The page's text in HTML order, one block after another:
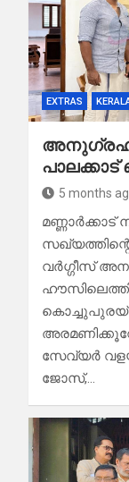
EXTRAS
5 months
വര്‍ഗ്ഗീസ്
സേവ്യര്‍
ജോസ്,…